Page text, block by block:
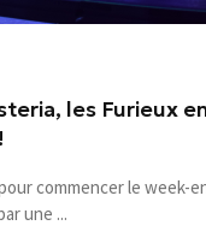
les Furieux
commencer le week-
une ...